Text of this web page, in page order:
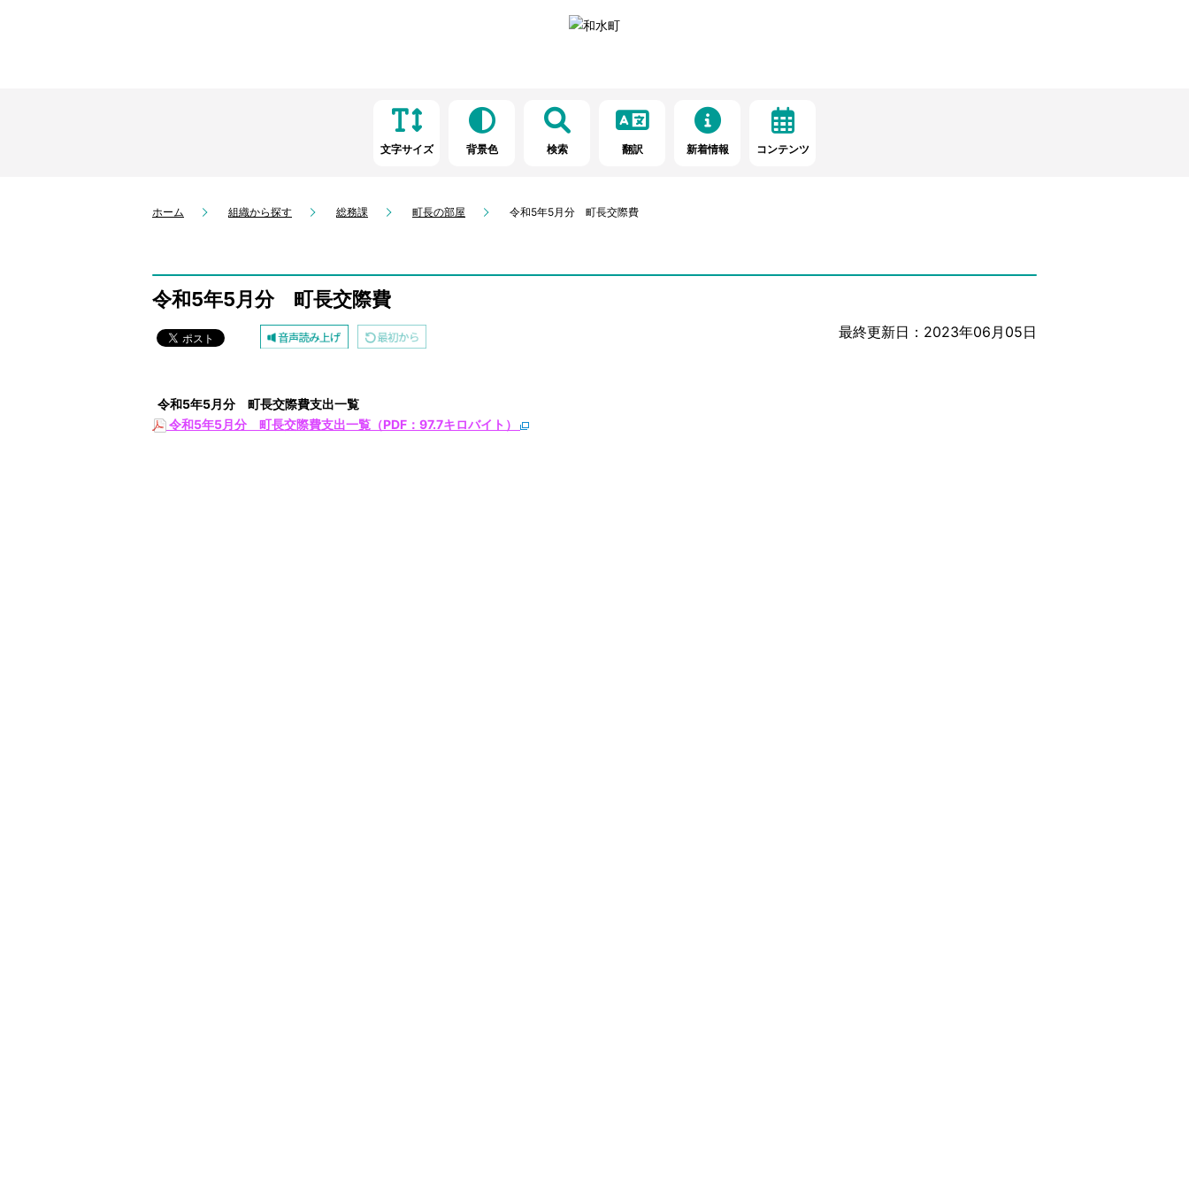
文字サイズ 背景色 検索 翻訳 新着情報 コンテンツ
ホーム 組織から探す 総務課 町長の部屋 令和5年5月分 町長交際費
令和5年5月分 町長交際費
最終更新日：2023年06月05日
令和5年5月分 町長交際費支出一覧
令和5年5月分 町長交際費支出一覧（PDF：97.7キロバイト）